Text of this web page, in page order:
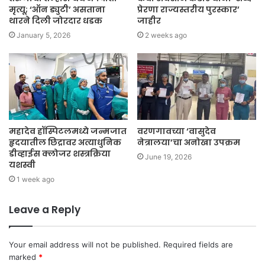
मृत्यू; ‘ऑन ड्युटी’ असताना
थारने दिली जोरदार धडक
January 5, 2026
प्रेरणा राज्यस्तरीय पुरस्कार’
जाहीर
2 weeks ago
महादेव हॉस्पिटलमध्ये जन्मजात
हृदयातील छिद्रावर अत्याधुनिक
डीव्हाईस क्लोजर शस्त्रक्रिया
यशस्वी
1 week ago
वरणगावच्या ‘वासुदेव
नेत्रालया’चा अनोखा उपक्रम
June 19, 2026
Leave a Reply
Your email address will not be published. Required fields are
marked *